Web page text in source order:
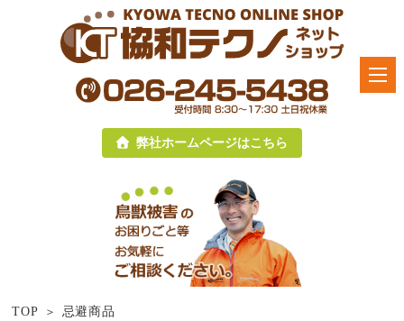
弊社ホームページはこちら
TOP 忌避商品